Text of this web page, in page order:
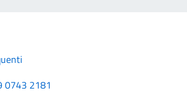
0743 2181